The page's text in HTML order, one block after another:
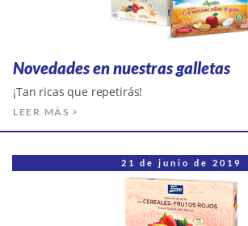
Novedades en nuestras galletas
¡Tan ricas que repetirás!
LEER MÁS >
21 de junio de 2019